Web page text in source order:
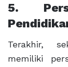
5.
Terakhir,
memiliki